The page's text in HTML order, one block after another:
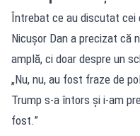
Întrebat ce au discutat
Nicușor Dan a precizat că
amplă, ci doar despre un
„Nu, nu, au fost fraze de
Trump s-a întors și i-am
fost.”